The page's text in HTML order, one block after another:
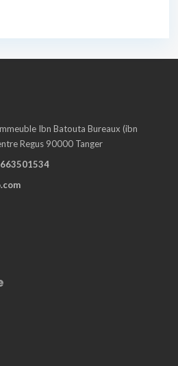
Ibn Batouta Bureaux (ibn
Regus 90000 Tanger